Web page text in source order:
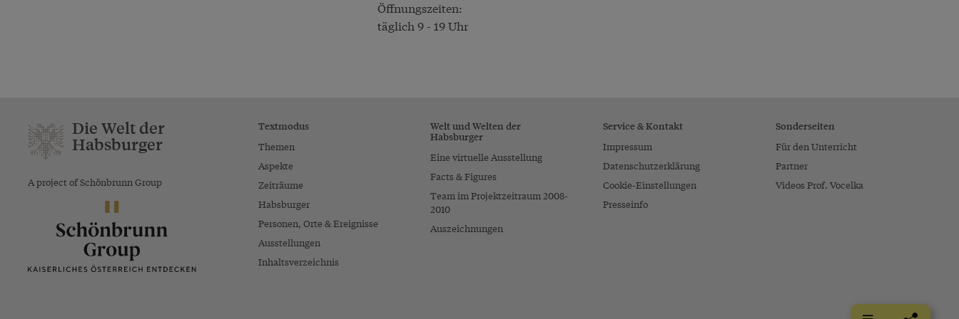
Öffnungszeiten:
täglich 9 - 19 Uhr
Die Welt der
Habsburger
A project of Schönbrunn Group
Textmodus
Themen
Aspekte
Zeiträume
Habsburger
Personen, Orte & Ereignisse
Ausstellungen
Inhaltsverzeichnis
Welt und Welten der
Habsburger
Eine virtuelle Ausstellung
Facts & Figures
Team im Projektzeitraum 2008-
2010
Auszeichnungen
Service & Kontakt
Impressum
Datenschutzerklärung
Cookie-Einstellungen
Presseinfo
Sonderseiten
Für den Unterricht
Partner
Videos Prof. Vocelka